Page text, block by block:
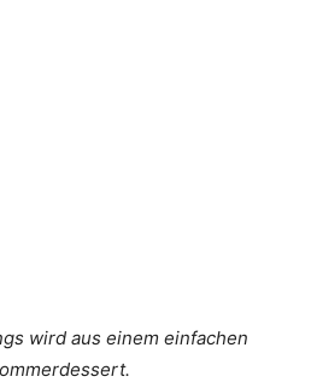
wird aus einem einfachen